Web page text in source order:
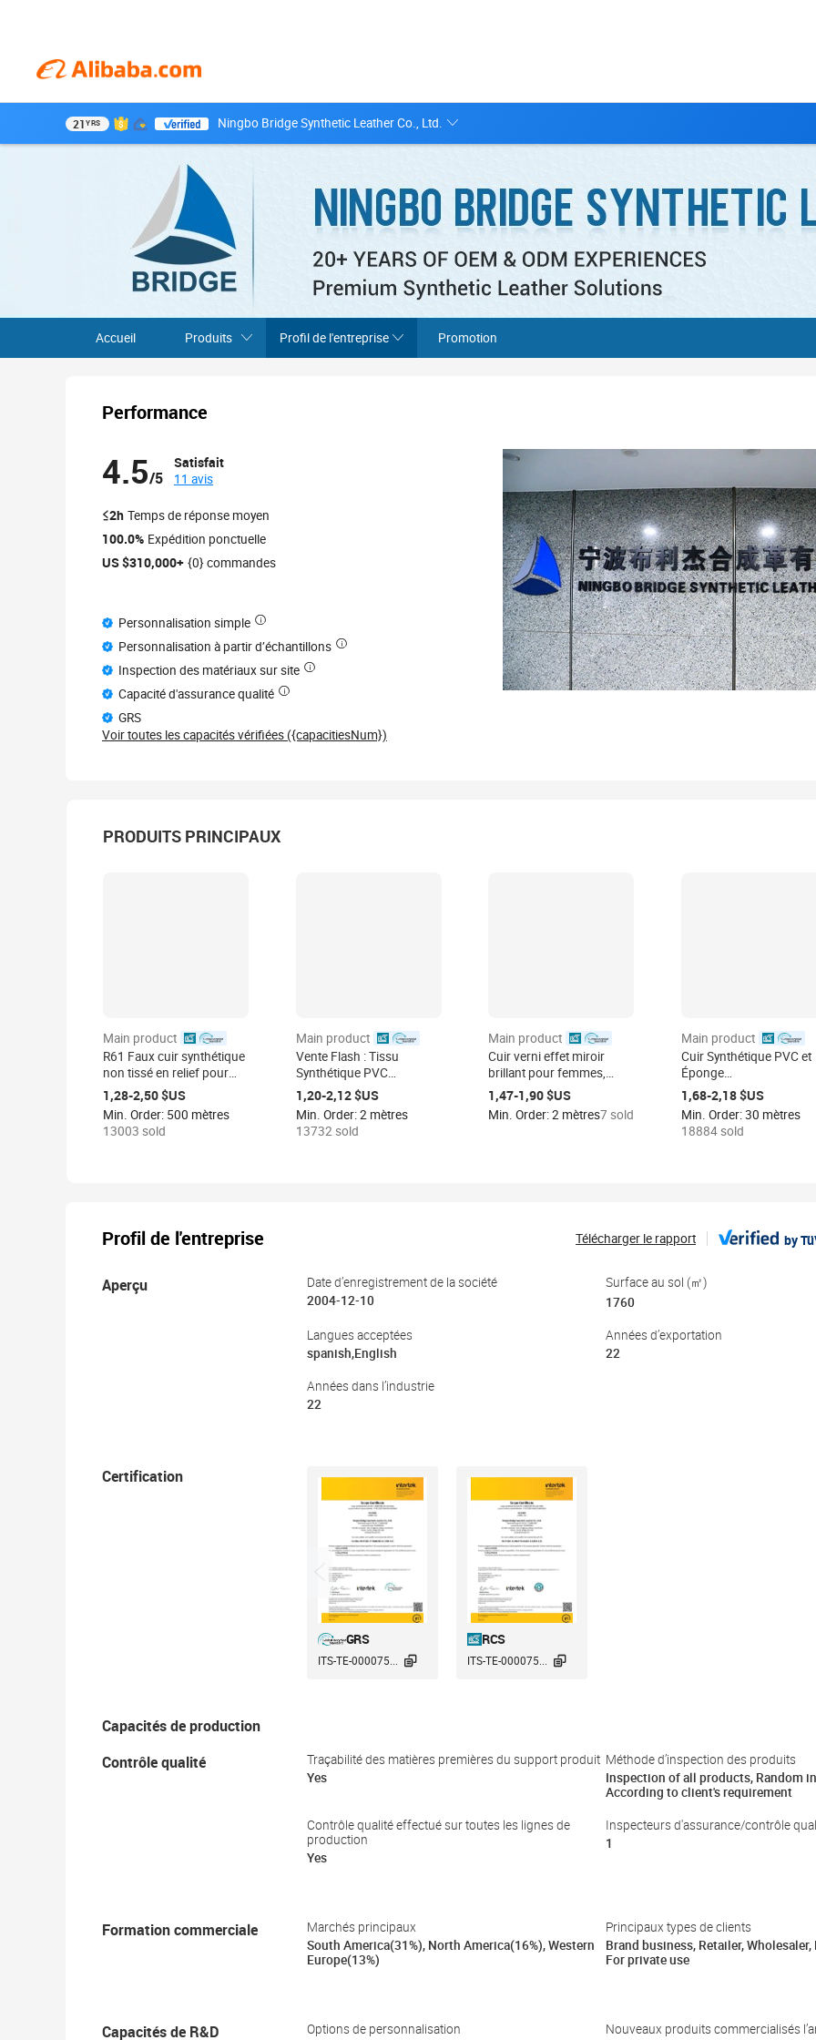
21YRS Ningbo Bridge Synthetic Leather Co., Ltd.
Accueil Produits Profil de l'entreprise Promotion
Performance
4.5/5
Satisfait
11 avis
≤2h Temps de réponse moyen
100.0% Expédition ponctuelle
US $310,000+ {0} commandes
Personnalisation simple
Personnalisation à partir d’échantillons
Inspection des matériaux sur site
Capacité d'assurance qualité
GRS
Voir toutes les capacités vérifiées ({capacitiesNum})
PRODUITS PRINCIPAUX
Main product
certified
R61 Faux cuir synthétique
non tissé en relief pour
doublure de chaussure
1,28-2,50 $US
Min. Order: 500 mètres
13003 sold
Main product
certified
Vente Flash : Tissu
Synthétique PVC
Tendance et Économique,
Idéal pour la Tapisserie
Intérieure Automobile, les
Housses de Siège, la
1,20-2,12 $US
Min. Order: 2 mètres
13732 sold
Main product
certified
Cuir verni effet miroir
brillant pour femmes,
talons hauts de mariage,
cuir synthétique PU
brillant pour matériau
1,47-1,90 $US
Min. Order: 2 mètres7 sold
Main product
certified
Cuir Synthétique PVC et
Éponge
Dimensionnels/3D
Personnalisables en
Épaisseur et Densité avec
Broderie pour Housses
1,68-2,18 $US
Min. Order: 30 mètres
18884 sold
Profil de l'entreprise Télécharger le rapport by
Aperçu
Date d’enregistrement de la société
2004-12-10
Surface au sol (㎡)
1760
Langues acceptées
spanish,English
Années d’exportation
22
Années dans l’industrie
22
Certification
GRS
ITS-TE-000075... 
RCS
ITS-TE-000075... 
Capacités de production
Contrôle qualité
Traçabilité des matières premières du support produit
Yes
Méthode d’inspection des produits
Inspection of all products, Random
According to client's requirement
Contrôle qualité effectué sur toutes les lignes de
production
Yes
Inspecteurs d'assurance/contrôle
1
Formation commerciale
Marchés principaux
South America(31%), North America(16%), Western
Europe(13%)
Principaux types de clients
Brand business, Retailer,
For private use
Capacités de R&D Options de personnalisation Nouveaux produits commercialisés